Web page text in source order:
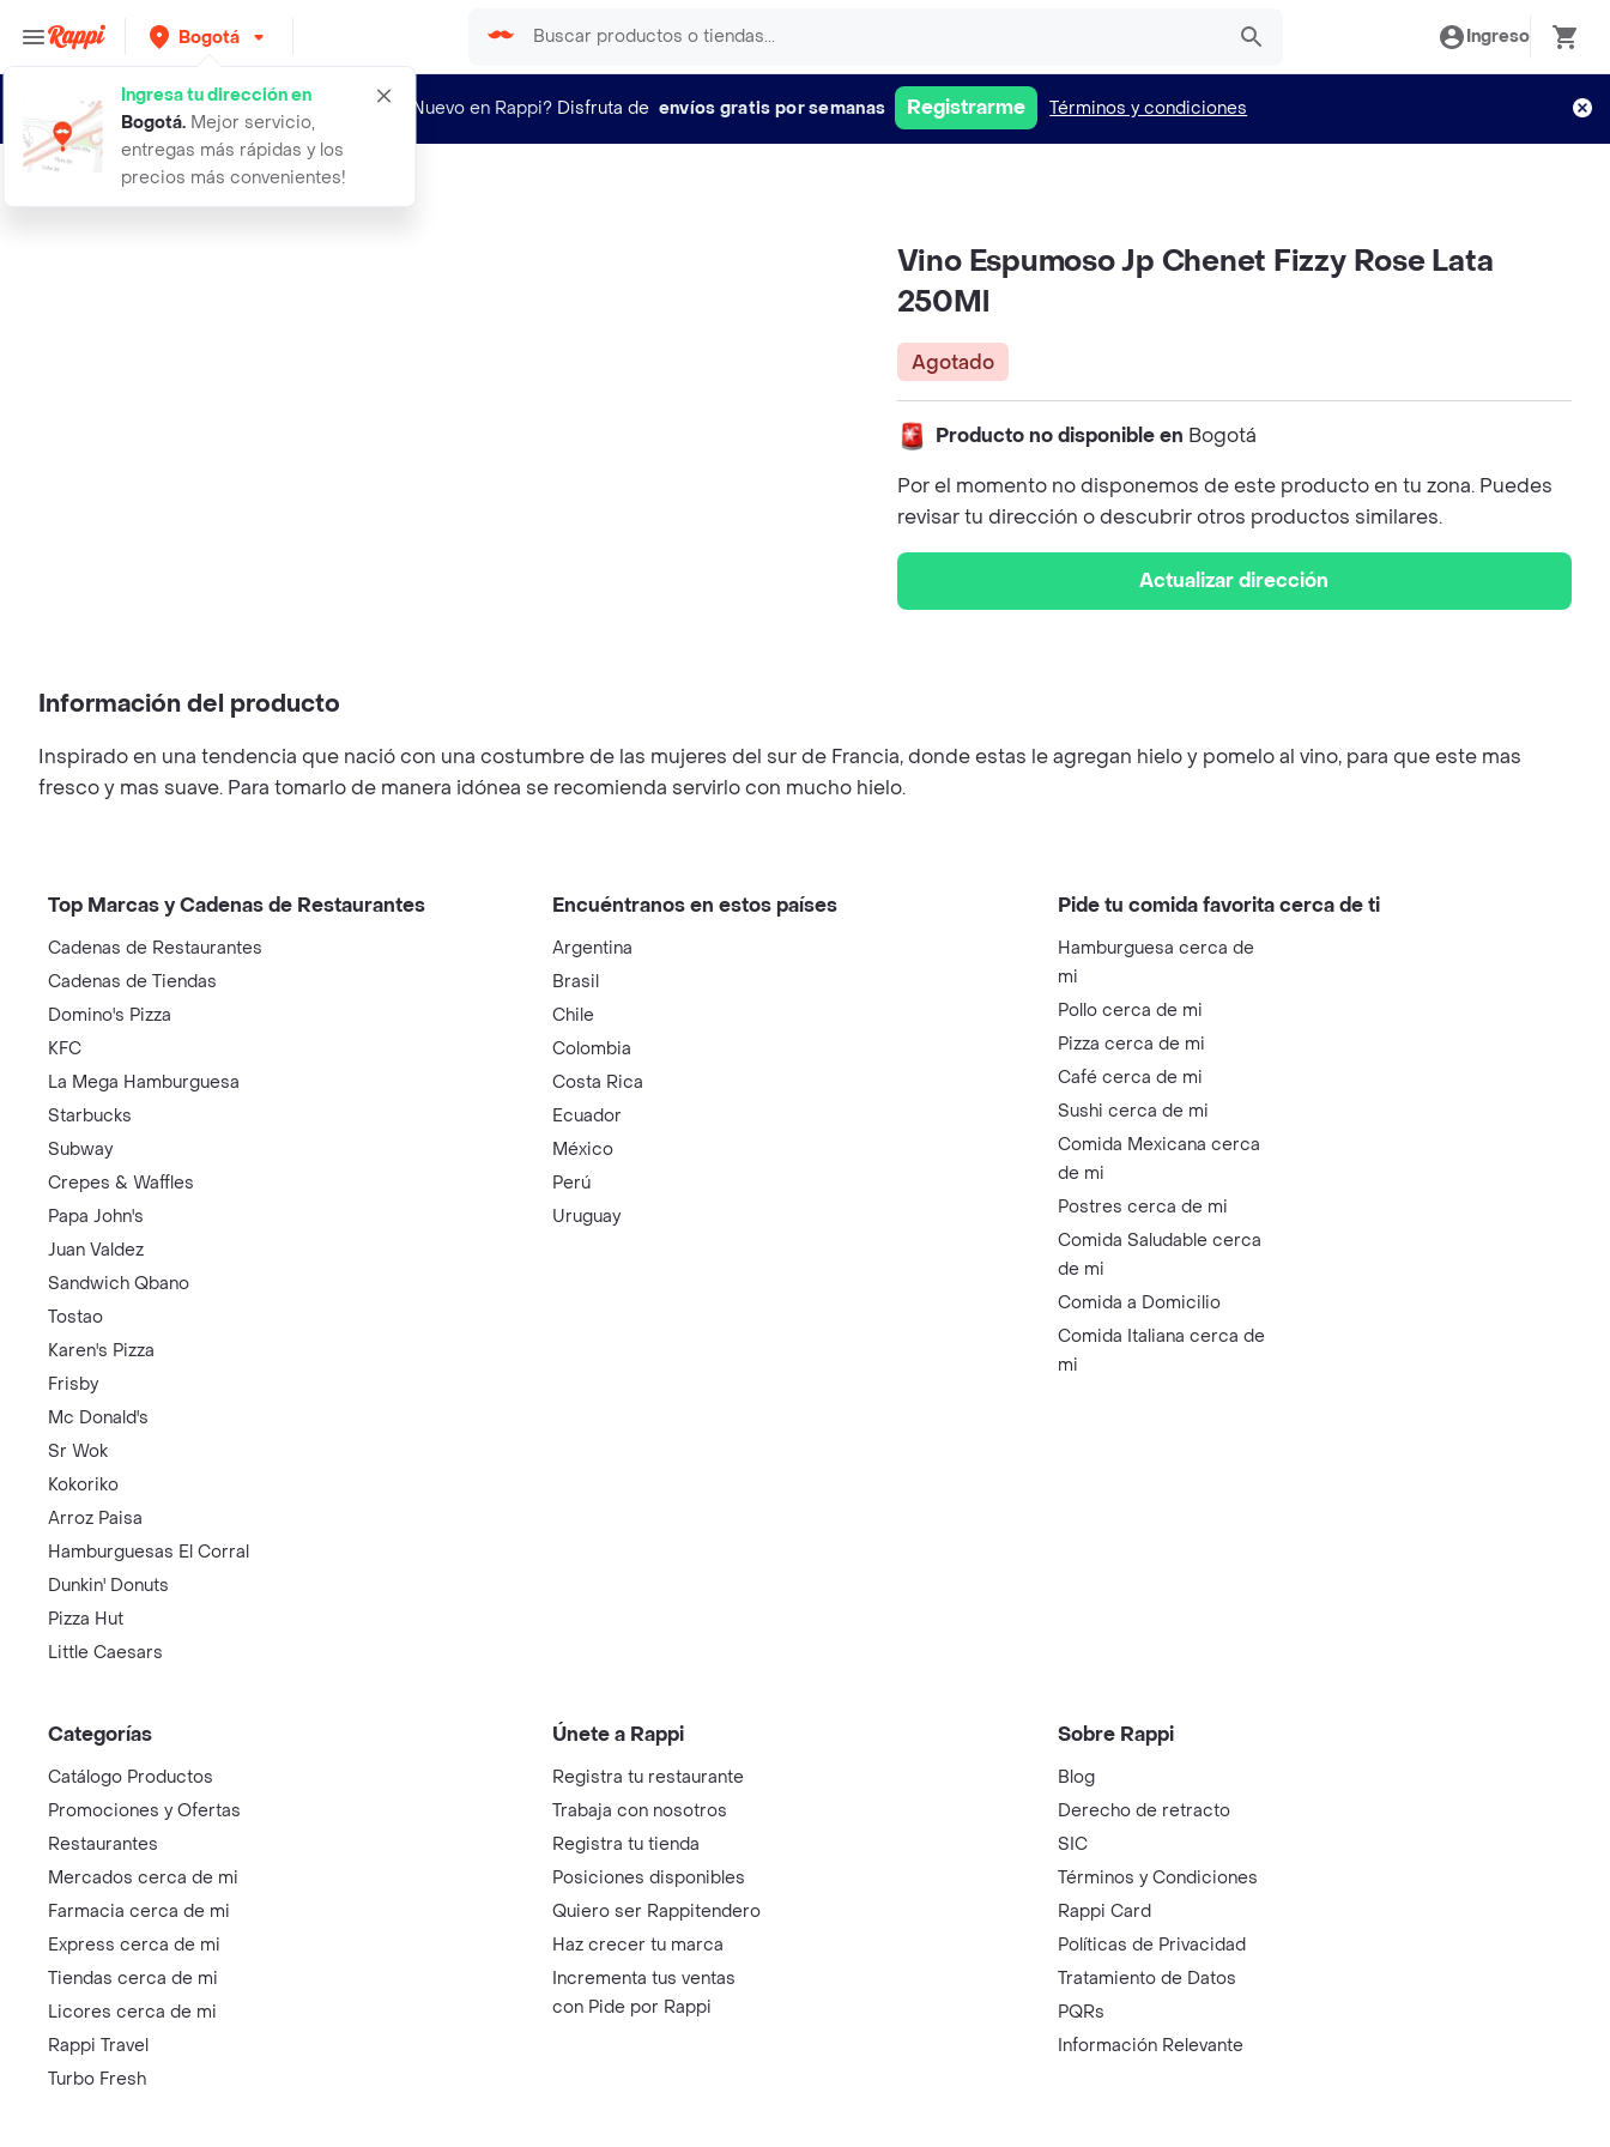
Bogotá
Ingresa tu dirección en
Bogotá. Mejor servicio,
entregas más rápidas y los
precios más convenientes!
Ingreso
¿Nuevo en Rappi? Disfruta de envíos gratis por semanas Registrarme Términos y condiciones
vino espumoso jp chenet fizzy rose
Vino Espumoso Jp Chenet Fizzy Rose Lata
250Ml
Agotado
Producto no disponible en Bogotá
Por el momento no disponemos de este producto en tu zona. Puedes
revisar tu dirección o descubrir otros productos similares.
Actualizar dirección
Información del producto
Inspirado en una tendencia que nació con una costumbre de las mujeres del sur de Francia, donde estas le agregan hielo y pomelo al vino, para que este mas
fresco y mas suave. Para tomarlo de manera idónea se recomienda servirlo con mucho hielo.
Top Marcas y Cadenas de Restaurantes
Cadenas de Restaurantes
Cadenas de Tiendas
Domino's Pizza
KFC
La Mega Hamburguesa
Starbucks
Subway
Crepes & Waffles
Papa John's
Juan Valdez
Sandwich Qbano
Tostao
Karen's Pizza
Frisby
Mc Donald's
Sr Wok
Kokoriko
Arroz Paisa
Hamburguesas El Corral
Dunkin' Donuts
Pizza Hut
Little Caesars
Encuéntranos en estos países
Argentina
Brasil
Chile
Colombia
Costa Rica
Ecuador
México
Perú
Uruguay
Pide tu comida favorita cerca de ti
Hamburguesa cerca de
mi
Pollo cerca de mi
Pizza cerca de mi
Café cerca de mi
Sushi cerca de mi
Comida Mexicana cerca
de mi
Postres cerca de mi
Comida Saludable cerca
de mi
Comida a Domicilio
Comida Italiana cerca de
mi
Categorías
Catálogo Productos
Promociones y Ofertas
Restaurantes
Mercados cerca de mi
Farmacia cerca de mi
Express cerca de mi
Tiendas cerca de mi
Licores cerca de mi
Rappi Travel
Turbo Fresh
Únete a Rappi
Registra tu restaurante
Trabaja con nosotros
Registra tu tienda
Posiciones disponibles
Quiero ser Rappitendero
Haz crecer tu marca
Incrementa tus ventas
con Pide por Rappi
Sobre Rappi
Blog
Derecho de retracto
SIC
Términos y Condiciones
Rappi Card
Políticas de Privacidad
Tratamiento de Datos
PQRs
Información Relevante